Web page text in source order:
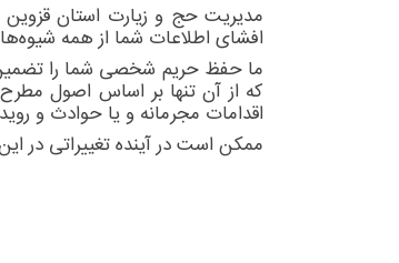
مدیریت حج و زیارت استان
افشای اطلاعات شما از همه
ما حفظ حریم شخصی شما را تضمین
که از آن تنها بر اساس اصول
اقدامات مجرمانه و یا حوادث و
ممکن است در آینده تغییراتی در